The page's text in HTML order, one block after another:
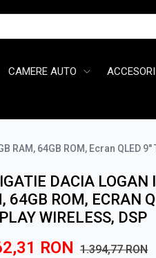
CAMERE AUTO
64GB ROM, Ecran QLED
DACIA
64GB ROM, ECRAN
WIRELESS, DSP
RON 1.394,77RON